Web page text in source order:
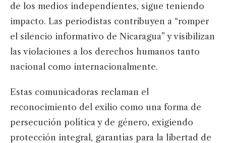
de los medios independientes, sigue teniendo
impacto. Las periodistas contribuyen a “romper
el silencio informativo de Nicaragua” y visibilizan
las violaciones a los derechos humanos tanto
nacional como internacionalmente.
Estas comunicadoras reclaman el
reconocimiento del exilio como una forma de
persecución política y de género, exigiendo
protección integral, garantías para la libertad de